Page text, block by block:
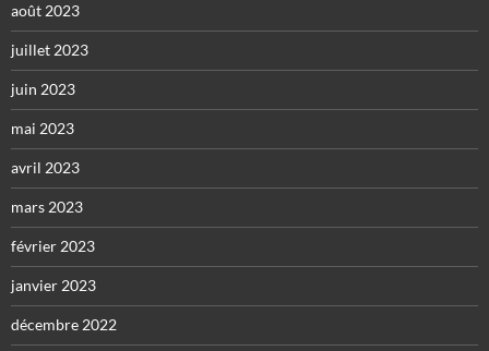
août 2023
juillet 2023
juin 2023
mai 2023
avril 2023
mars 2023
février 2023
janvier 2023
décembre 2022